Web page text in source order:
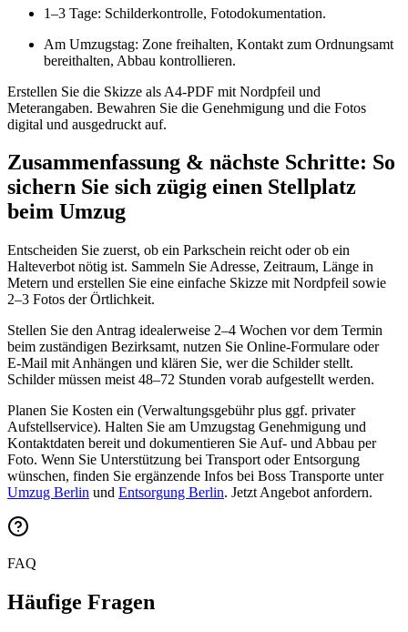
1–3 Tage: Schilderkontrolle, Fotodokumentation.
Am Umzugstag: Zone freihalten, Kontakt zum Ordnungsamt
bereithalten, Abbau kontrollieren.
Erstellen Sie die Skizze als A4-PDF mit Nordpfeil und
Meterangaben. Bewahren Sie die Genehmigung und die Fotos
digital und ausgedruckt auf.
Zusammenfassung & nächste Schritte: So
sichern Sie sich zügig einen Stellplatz
beim Umzug
Entscheiden Sie zuerst, ob ein Parkschein reicht oder ob ein
Halteverbot nötig ist. Sammeln Sie Adresse, Zeitraum, Länge in
Metern und erstellen Sie eine einfache Skizze mit Nordpfeil sowie
2–3 Fotos der Örtlichkeit.
Stellen Sie den Antrag idealerweise 2–4 Wochen vor dem Termin
beim zuständigen Bezirksamt, nutzen Sie Online‑Formulare oder
E‑Mail mit Anhängen und klären Sie, wer die Schilder stellt.
Schilder müssen meist 48–72 Stunden vorab aufgestellt werden.
Planen Sie Kosten ein (Verwaltungsgebühr plus ggf. privater
Aufstellservice). Halten Sie am Umzugstag Genehmigung und
Kontaktdaten bereit und dokumentieren Sie Auf‑ und Abbau per
Foto. Wenn Sie Unterstützung bei Transport oder Entsorgung
wünschen, finden Sie ergänzende Infos bei Boss Transporte unter
Umzug Berlin und Entsorgung Berlin. Jetzt Angebot anfordern.
FAQ
Häufige Fragen